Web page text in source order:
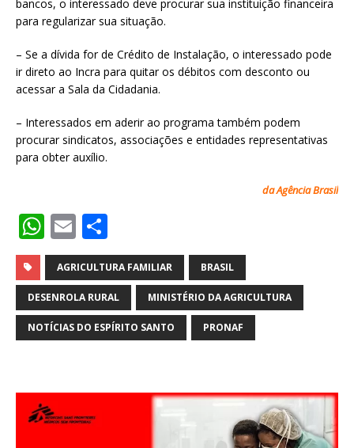
bancos, o interessado deve procurar sua instituição financeira
para regularizar sua situação.
– Se a dívida for de Crédito de Instalação, o interessado pode
ir direto ao Incra para quitar os débitos com desconto ou
acessar a Sala da Cidadania.
– Interessados em aderir ao programa também podem
procurar sindicatos, associações e entidades representativas
para obter auxílio.
da Agência Brasil
W
h
at
s
A
E
m
ai
l
h
ar
e
AGRICULTURA FAMILIAR BRASIL
DESENROLA RURAL MINISTÉRIO DA AGRICULTURA
NOTÍCIAS DO ESPÍRITO SANTO PRONAF